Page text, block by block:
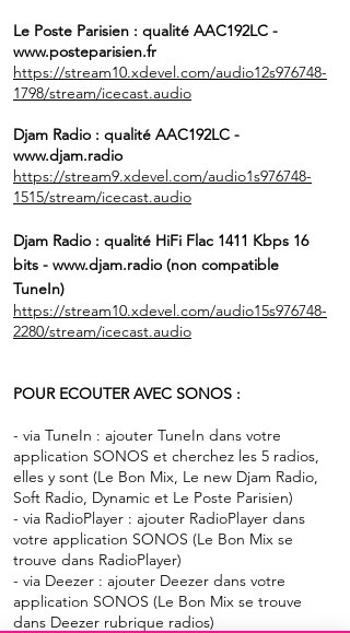
Le Poste Parisien : qualité AAC192LC -
www.posteparisien.fr
https://stream10.xdevel.com/audio12s976748-
1798/stream/icecast.audio
Djam Radio : qualité AAC192LC -
www.djam.radio
https://stream9.xdevel.com/audio1s976748-
1515/stream/icecast.audio
Djam Radio : qualité HiFi Flac 1411 Kbps 16
bits - www.djam.radio (non compatible
TuneIn)
https://stream10.xdevel.com/audio15s976748-
2280/stream/icecast.audio
POUR ECOUTER AVEC SONOS :
- via TuneIn : ajouter TuneIn dans votre
application SONOS et cherchez les 5 radios,
elles y sont (Le Bon Mix, Le new Djam Radio,
Soft Radio, Dynamic et Le Poste Parisien)
- via RadioPlayer : ajouter RadioPlayer dans
votre application SONOS (Le Bon Mix se
trouve dans RadioPlayer)
- via Deezer : ajouter Deezer dans votre
application SONOS (Le Bon Mix se trouve
dans Deezer rubrique radios)